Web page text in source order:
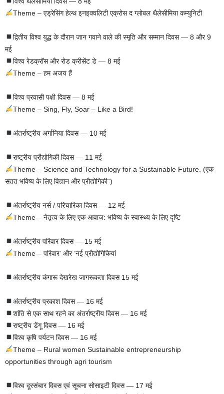
Theme – एड्रेसिंग हेल्थ इनइक्वलिटी एक्रोस द ग्लोबल थैलेसीमिया कम्युनिटी
द्वितीय विश्व युद्ध के दौरान जान गवाने वाले की स्मृति और सम्मान दिवस — 8 और 9
मई
विश्व रेडक्रॉस और रोड क्रीसेंट डे — 8 मई
Theme – हम अजय हैं
विश्व प्रवासी पक्षी दिवस — 8 मई
Theme – Sing, Fly, Soar – Like a Bird!
अंतर्राष्ट्रीय अर्गानिया दिवस — 10 मई
राष्ट्रीय प्रौद्योगिकी दिवस — 11 मई
Theme – Science and Technology for a Sustainable Future. (एक
सतत भविष्य के लिए विज्ञान और प्रौद्योगिकी”)
अंतर्राष्ट्रीय नर्स / परिचारिका दिवस — 12 मई
Theme – नेतृत्व के लिए एक आवाज: भविष्य के स्वास्थ्य के लिए दृष्टि
अंतर्राष्ट्रीय परिवार दिवस — 15 मई
Theme – परिवार’ और ‘नई प्रौद्योगिकियां
अंतर्राष्ट्रीय कंगारू देखरेख जागरूकता दिवस 15 मई
अंतर्राष्ट्रीय प्रकाश दिवस — 16 मई
शांति से एक साथ रहने का अंतर्राष्ट्रीय दिवस — 16 मई
राष्ट्रीय डेंगू दिवस — 16 मई
विश्व कृषि पर्यटन दिवस — 16 मई
Theme – Rural women Sustainable entrepreneurship
opportunities through agri tourism
विश्व दूरसंचार दिवस एवं सूचना सोसाइटी दिवस — 17 मई